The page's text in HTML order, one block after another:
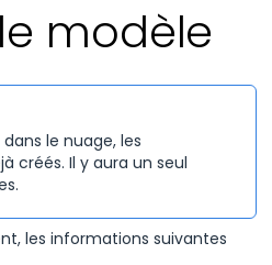
modèle
dans le nuage, les
créés. Il y aura un seul
les informations suivantes